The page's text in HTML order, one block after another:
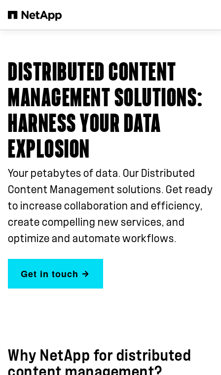
DISTRIBUTED CONTENT
MANAGEMENT SOLUTIONS:
HARNESS YOUR DATA
EXPLOSION
Your petabytes of data. Our Distributed
Content Management solutions. Get ready
to increase collaboration and efficiency,
create compelling new services, and
optimize and automate workflows.
Get in touch
Why NetApp for distributed
content management?